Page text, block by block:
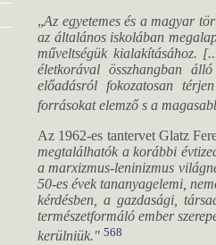
„Az egyetemesés amagyar
az általános iskolában
műveltségük kialakításához.
életkorával összhangban
előadásról fokozatosan
forrásokatelemzős a
Az 1962-es tantervet Glatz
megtalálhatók a korábbi
a marxizmus-leninizmus
50-es évek tananyagelemi,
kérdésben, a gazdasági,
természetformáló ember
kerülniük." 568